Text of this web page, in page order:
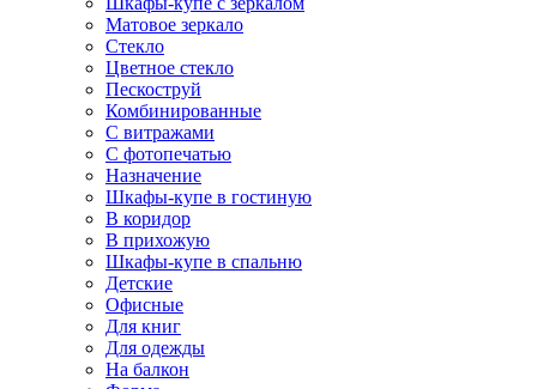
Матовое зеркало
Стекло
Цветное стекло
Пескоструй
Комбинированные
С витражами
С фотопечатью
Назначение
Шкафы-купе в гостиную
В коридор
В прихожую
Шкафы-купе в спальню
Детские
Офисные
Для книг
Для одежды
На балкон